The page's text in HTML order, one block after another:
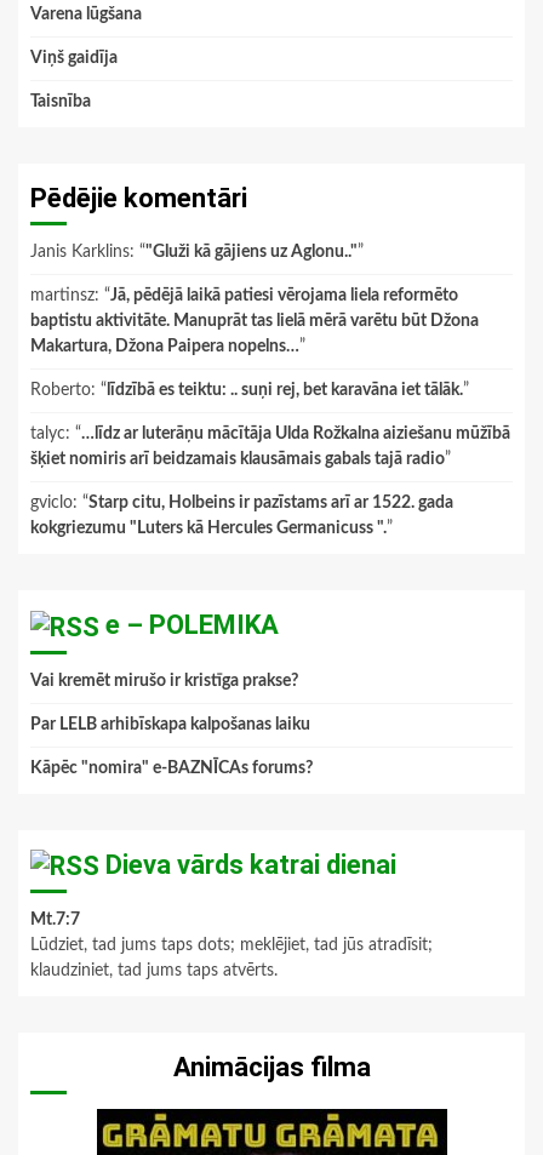
Varena lūgšana
Viņš gaidīja
Taisnība
Pēdējie komentāri
Janis Karklins: “"Gluži kā gājiens uz Aglonu.."”
martinsz: “Jā, pēdējā laikā patiesi vērojama liela reformēto
baptistu aktivitāte. Manuprāt tas lielā mērā varētu būt Džona
Makartura, Džona Paipera nopelns…”
Roberto: “ līdzībā es teiktu: .. suņi rej, bet karavāna iet tālāk.”
talyc: “…līdz ar luterāņu mācītāja Ulda Rožkalna aiziešanu mūžībā
šķiet nomiris arī beidzamais klausāmais gabals tajā radio”
gviclo: “Starp citu, Holbeins ir pazīstams arī ar 1522. gada
kokgriezumu "Luters kā Hercules Germanicuss ".”
e – POLEMIKA
Vai kremēt mirušo ir kristīga prakse?
Par LELB arhibīskapa kalpošanas laiku
Kāpēc "nomira" e-BAZNĪCAs forums?
Dieva vārds katrai dienai
Mt.7:7
Lūdziet, tad jums taps dots; meklējiet, tad jūs atradīsit;
klaudziniet, tad jums taps atvērts.
Animācijas filma